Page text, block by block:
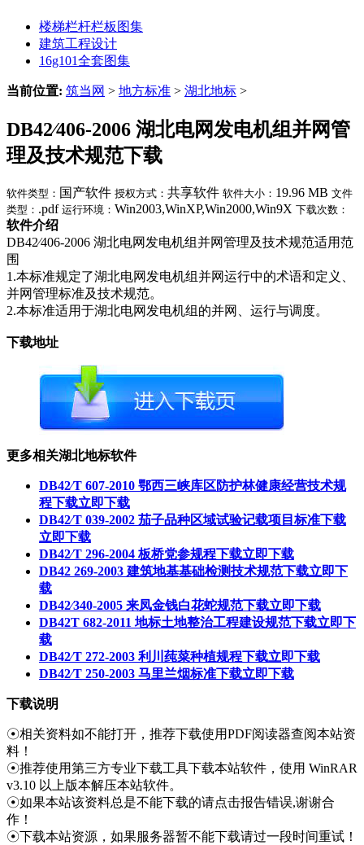
楼梯栏杆栏板图集
建筑工程设计
16g101全套图集
当前位置: 筑当网 > 地方标准 > 湖北地标 >
DB42∕406-2006 湖北电网发电机组并网管
理及技术规范下载
软件类型： 国产软件 授权方式： 共享软件 软件大小： 19.96 MB 文件
类型： .pdf 运行环境： Win2003,WinXP,Win2000,Win9X 下载次数：
软件介绍
DB42∕406-2006 湖北电网发电机组并网管理及技术规范适用范
围
1.本标准规定了湖北电网发电机组并网运行中的术语和定义、
并网管理标准及技术规范。
2.本标准适用于湖北电网发电机组的并网、运行与调度。
下载地址
更多相关湖北地标软件
DB42∕T 607-2010 鄂西三峡库区防护林健康经营技术规
程下载立即下载
DB42∕T 039-2002 茄子品种区域试验记载项目标准下载
立即下载
DB42∕T 296-2004 板桥党参规程下载立即下载
DB42 269-2003 建筑地基基础检测技术规范下载立即下
载
DB42∕340-2005 来凤金钱白花蛇规范下载立即下载
DB42T 682-2011 地标土地整治工程建设规范下载立即下
载
DB42∕T 272-2003 利川莼菜种植规程下载立即下载
DB42∕T 250-2003 马里兰烟标准下载立即下载
下载说明
☉相关资料如不能打开，推荐下载使用PDF阅读器查阅本站资
料！
☉推荐使用第三方专业下载工具下载本站软件，使用 WinRAR
v3.10 以上版本解压本站软件。
☉如果本站该资料总是不能下载的请点击报告错误,谢谢合
作！
☉下载本站资源，如果服务器暂不能下载请过一段时间重试！